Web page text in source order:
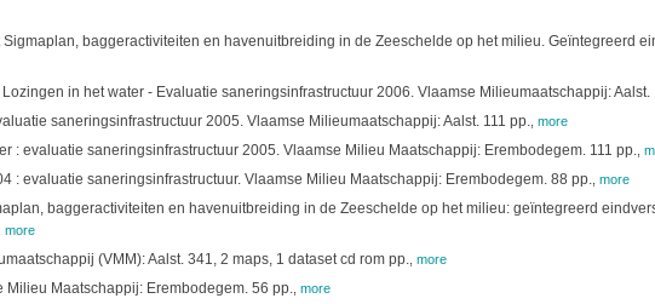
baggeractiviteiten en havenuitbreiding in de Zeeschelde op het milieu. Geïntegreerd
in het water - Evaluatie saneringsinfrastructuur 2006. Vlaamse Milieumaatschappij: Aalst.
saneringsinfrastructuur 2005. Vlaamse Milieumaatschappij: Aalst. 111 pp. more
: evaluatie saneringsinfrastructuur 2005. Vlaamse Milieu Maatschappij: Erembodegem. 111 pp.
: evaluatie saneringsinfrastructuur. Vlaamse Milieu Maatschappij: Erembodegem. 88 pp. more
baggeractiviteiten en havenuitbreiding in de Zeeschelde op het milieu: geïntegreerd
more
(VMM): Aalst. 341, 2 maps, 1 dataset cd rom pp. more
Maatschappij: Erembodegem. 56 pp. more